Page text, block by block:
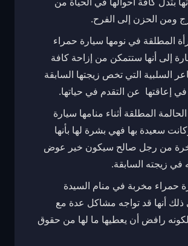
ومن الحزن إلى الفرح.
المطلقة في نومها سيارة حمراء
إلى أنها ستتمكن من إزاحة كافة
السلبية التي تخص زيجتها السابقة
إعاقتها عن التقدم في حياتها.
المطلقة أثناء منامها سيارة
سعيدة بها فهي بشرة لها بأنها
من رجل صالح سيكون خير عوض
في زيجته السابقة.
حمراء مخربة في منام السيدة
ذلك أنها قد تواجه مشاكل عدة مع
رافض أن يعطيها ما لها من حقوق